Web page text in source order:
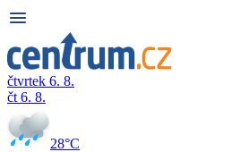
čtvrtek 6. 8.
čt 6. 8.
28°C